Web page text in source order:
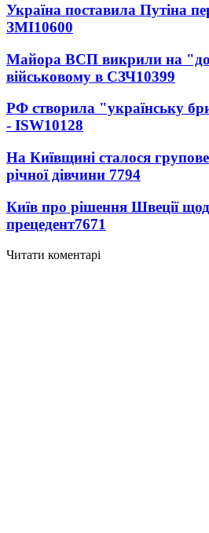
Україна поставила Путіна
ЗМІ10600
Майора ВСП викрили на
військовому в СЗЧ10399
РФ створила "українську
- ISW10128
На Київщині сталося
річної дівчини 7794
Київ про рішення Швеції
прецедент7671
Читати коментарі